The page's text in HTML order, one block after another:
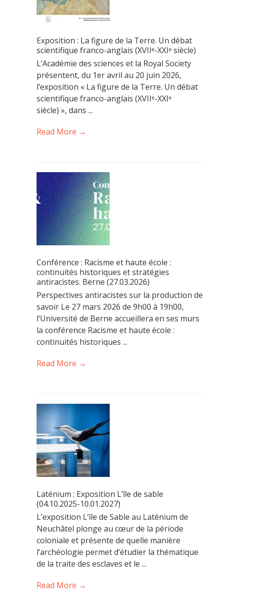
Exposition : La figure de la Terre. Un débat
scientifique franco-anglais (XVIIᵉ-XXIᵉ siècle)
L’Académie des sciences et la Royal Society
présentent, du 1er avril au 20 juin 2026,
l’exposition « La figure de la Terre. Un débat
scientifique franco-anglais (XVIIᵉ-XXIᵉ
siècle) », dans ...
Read More →
Conférence : Racisme et haute école :
continuités historiques et stratégies
antiracistes. Berne (27.03.2026)
Perspectives antiracistes sur la production de
savoir Le 27 mars 2026 de 9h00 à 19h00,
l’Université de Berne accueillera en ses murs
la conférence Racisme et haute école :
continuités historiques ...
Read More →
Laténium : Exposition L’île de sable
(04.10.2025-10.01.2027)
L’exposition L’île de Sable au Laténium de
Neuchâtel plonge au cœur de la période
coloniale et présente de quelle manière
l’archéologie permet d’étudier la thématique
de la traite des esclaves et le ...
Read More →